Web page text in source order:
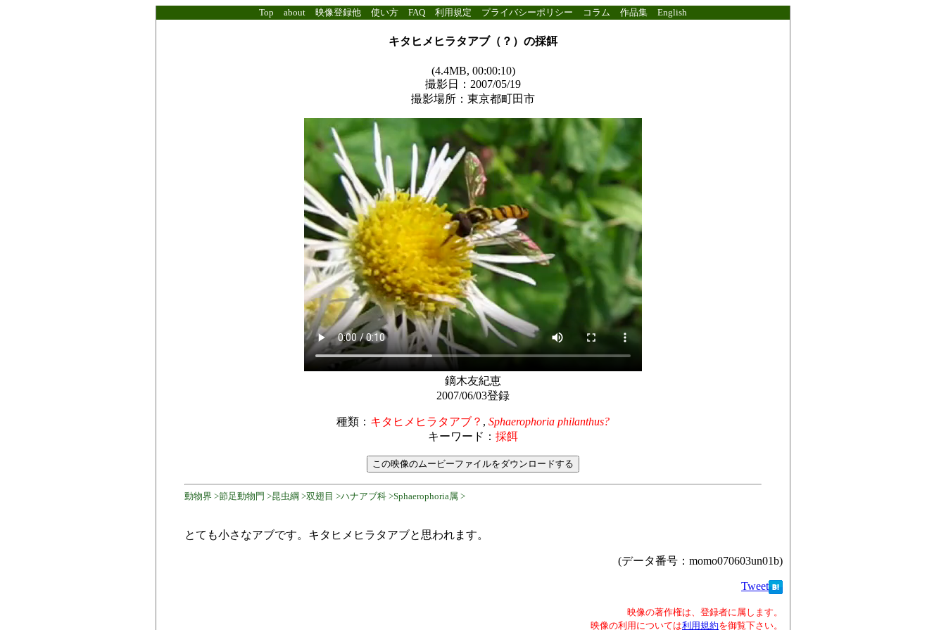
Top about 映像登録他 使い方 FAQ 利用規定 プライバシーポリシー コラム 作品集 English
キタヒメヒラタアブ（？）の採餌
(4.4MB, 00:00:10)
撮影日：2007/05/19
撮影場所：東京都町田市
鏑木友紀恵
2007/06/03登録
種類： キタヒメヒラタアブ？ , Sphaerophoria philanthus?
キーワード： 採餌
動物界 >節足動物門 >昆虫綱 >双翅目 >ハナアブ科 >Sphaerophoria属 >
とても小さなアブです。キタヒメヒラタアブと思われます。
(データ番号：momo070603un01b)
Tweet
映像の著作権は、登録者に属します。
映像の利用については利用規約を御覧下さい。